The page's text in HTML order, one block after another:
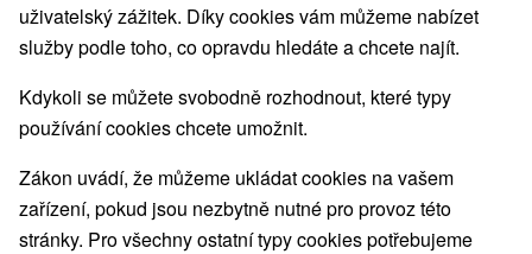
Vyberte lokalitu nebo termín
Nejprodávanější
1.
uživatelský zážitek. Díky cookies vám můžeme nabízet
služby podle toho, co opravdu hledáte a chcete najít.
Kdykoli se můžete svobodně rozhodnout, které typy
používání cookies chcete umožnit.
Zákon uvádí, že můžeme ukládat cookies na vašem
zařízení, pokud jsou nezbytně nutné pro provoz této
stránky. Pro všechny ostatní typy cookies potřebujeme